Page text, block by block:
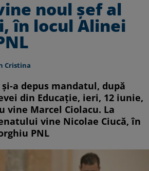
noul șef al
în locul Alinei
Cristina
a depus mandatul, după
din Educație, ieri, 12 iunie,
vine Marcel Ciolacu. La
vine Nicolae Ciucă, în
PNL